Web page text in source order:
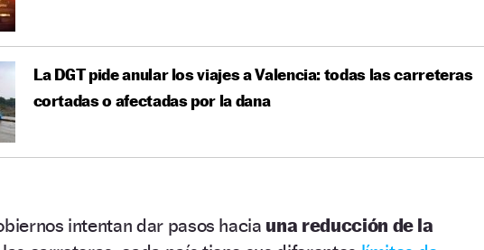
La DGT pide anular los viajes a Valencia: todas las carreteras
cortadas o afectadas por la dana
intentan dar pasos hacia una reducción de la